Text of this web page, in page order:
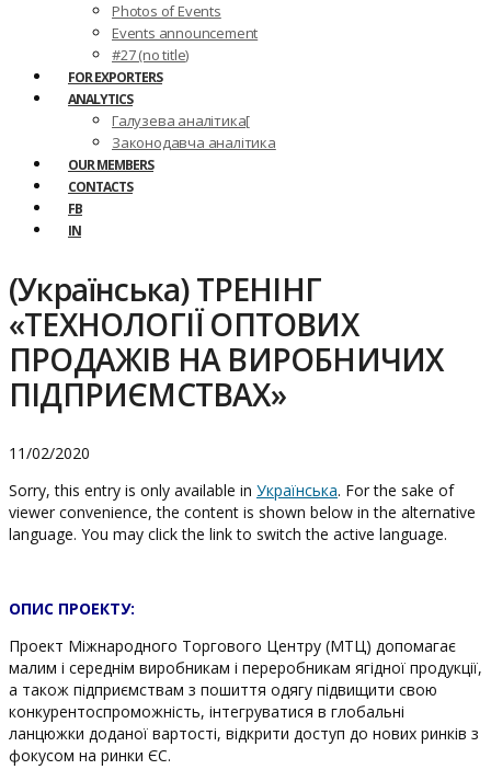
Photos of Events
Events announcement
#27 (no title)
FOR EXPORTERS
ANALYTICS
Галузева аналітика[
Законодавча аналітика
OUR MEMBERS
CONTACTS
FB
IN
(Українська) ТРЕНІНГ
«ТЕХНОЛОГІЇ ОПТОВИХ
ПРОДАЖІВ НА ВИРОБНИЧИХ
ПІДПРИЄМСТВАХ»
11/02/2020
Sorry, this entry is only available in Українська. For the sake of
viewer convenience, the content is shown below in the alternative
language. You may click the link to switch the active language.
ОПИС ПРОЕКТУ:
Проект Міжнародного Торгового Центру (МТЦ) допомагає
малим і середнім виробникам і переробникам ягідної продукції,
а також підприємствам з пошиття одягу підвищити свою
конкурентоспроможність, інтегруватися в глобальні
ланцюжки доданої вартості, відкрити доступ до нових ринків з
фокусом на ринки ЄС.